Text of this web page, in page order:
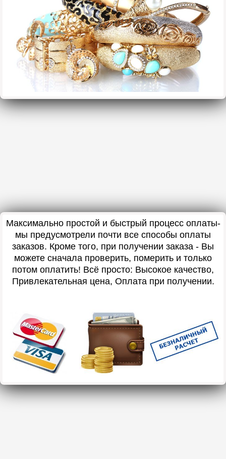
Максимально простой и быстрый процесс оплаты-
мы предусмотрели почти все способы оплаты
заказов. Кроме того, при получении заказа - Вы
можете сначала проверить, померить и только
потом оплатить! Всё просто: Высокое качество,
Привлекательная цена, Оплата при получении.